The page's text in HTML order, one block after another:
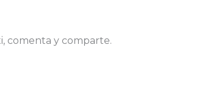
comenta y comparte.